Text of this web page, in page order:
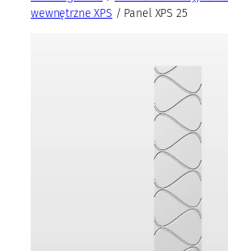
wewnętrzne XPS / Panel XPS 25